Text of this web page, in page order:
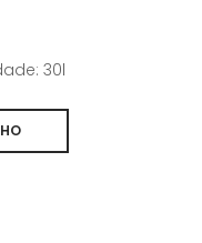
30l